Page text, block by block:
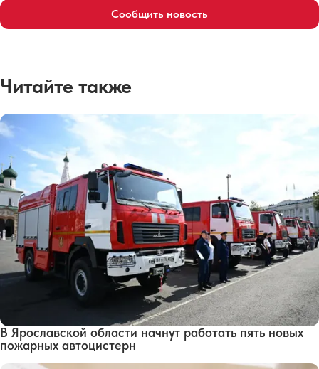
Сообщить новость
Читайте также
В Ярославской области начнут работать пять новых
пожарных автоцистерн